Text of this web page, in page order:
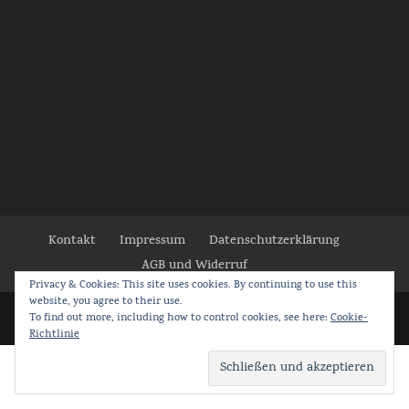
Kontakt Impressum
Datenschutzerklärung
AGB und Widerruf
Privacy & Cookies: This site uses cookies. By continuing to use this
website, you agree to their use.
To find out more, including how to control cookies, see here: Cookie-
Richtlinie